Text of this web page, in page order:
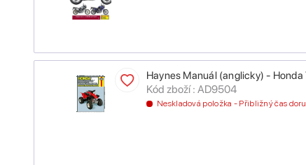
Haynes Manuál (anglicky) -
Kód zboží : AD9504
Neskladová položka - Přibližný čas